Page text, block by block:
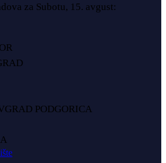
za Subotu, 15. avgust:
PODGORICA